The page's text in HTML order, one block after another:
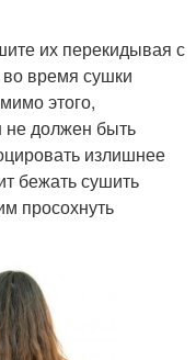
их перекидывая с
время сушки
этого,
не должен быть
излишнее
бежать сушить
просохнуть